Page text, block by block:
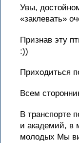
Увы,
«заклевать»
Признав эту
:))
Приходиться
Всем
В транспорте
и академий, в
молодых Мы